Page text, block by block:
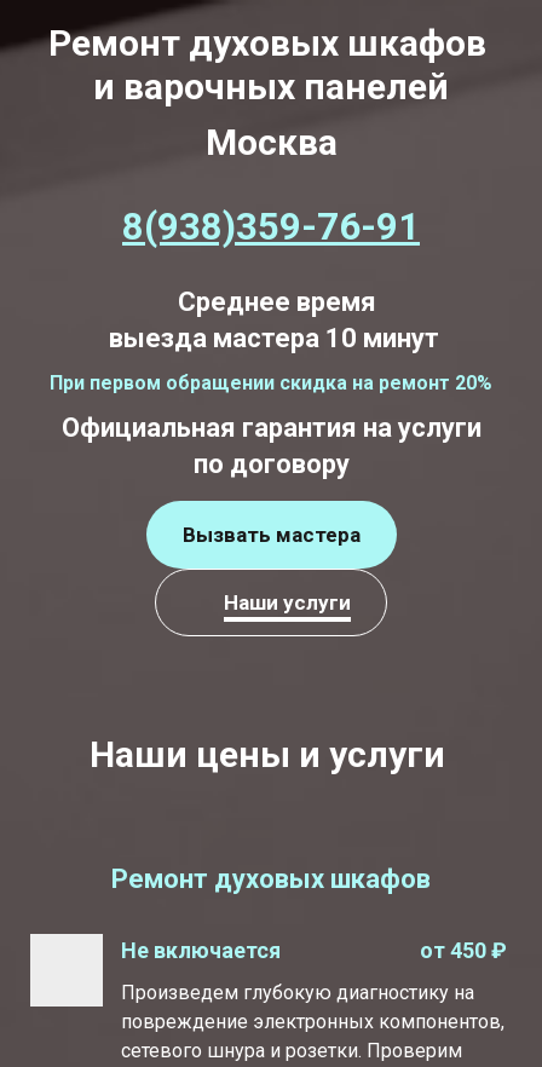
Ремонт духовых шкафов
и варочных панелей
Москва
8(938)359-76-91
Среднее время
выезда мастера 10 минут
При первом обращении скидка на ремонт 20%
Официальная гарантия на услуги
по договору
Вызвать мастера
Наши услуги
Наши цены и услуги
Ремонт духовых шкафов
Не включается от 450 ₽
Произведем глубокую диагностику на
повреждение электронных компонентов,
сетевого шнура и розетки. Проверим